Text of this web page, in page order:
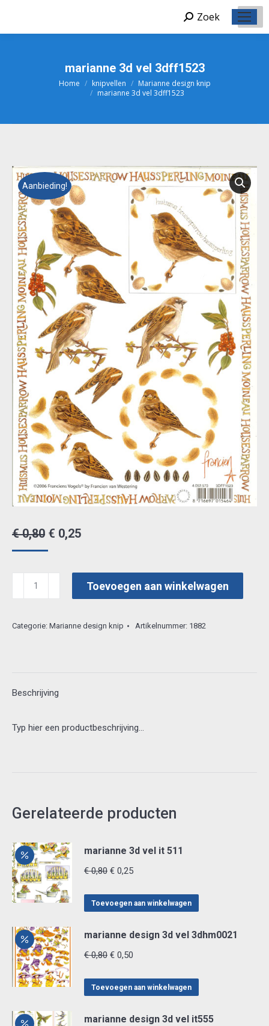
Zoeken:
Zoek
marianne 3d vel 3dff1523
Je bent hier:Home knipvellen
Marianne design knip
marianne 3d vel 3dff1523
Aanbieding!
€0,80 Oorspronkelijke
prijs
was:
€ 0,25Huidige
is:
€ 0,25.
marianne
3d
3dff1523
Toevoegen aan winkelwagen
Categorie: Marianne design knip Artikelnummer: 1882
Beschrijving
Typ hier een productbeschrijving…
Gerelateerde producten
marianne 3d vel it 511
€0,80 Oorspronkelijke
was:
€ 0,25Huidige
is:
Toevoegen aan winkelwagen
marianne design 3d vel 3dhm0021
€0,80 Oorspronkelijke
was:
€ 0,50
is:
Toevoegen aan winkelwagen
marianne design 3d vel it555